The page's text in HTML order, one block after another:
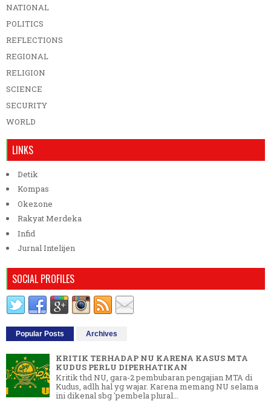
NATIONAL
POLITICS
REFLECTIONS
REGIONAL
RELIGION
SCIENCE
SECURITY
WORLD
LINKS
Detik
Kompas
Okezone
Rakyat Merdeka
Infid
Jurnal Intelijen
SOCIAL PROFILES
Popular Posts Archives
KRITIK TERHADAP NU KARENA KASUS MTA
KUDUS PERLU DIPERHATIKAN
Kritik thd NU, gara-2 pembubaran pengajian MTA di
Kudus, adlh hal yg wajar. Karena memang NU selama
ini dikenal sbg 'pembela plural...